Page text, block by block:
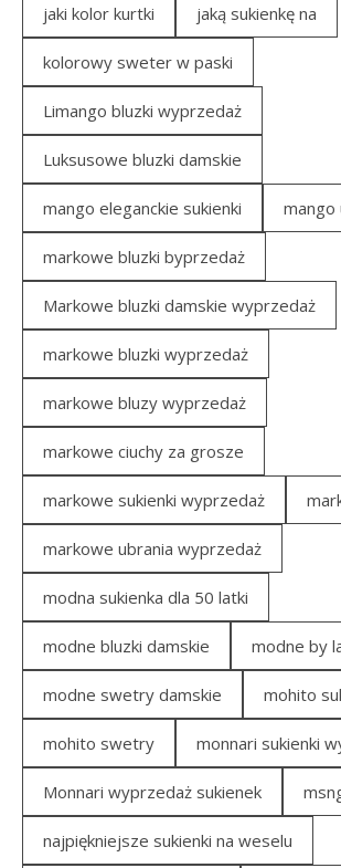
jaki kolor kurtki jaką sukienkę na
kolorowy sweter w paski
Limango bluzki wyprzedaż
Luksusowe bluzki damskie
mango eleganckie sukienki mango
markowe bluzki byprzedaż
Markowe bluzki damskie wyprzedaż
markowe bluzki wyprzedaż
markowe bluzy wyprzedaż
markowe ciuchy za grosze
markowe sukienki wyprzedaż
markowe ubrania wyprzedaż
modna sukienka dla 50 latki
modne bluzki damskie modne by
modne swetry damskie mohito
mohito swetry monnari sukienki
Monnari wyprzedaż sukienek
najpiękniejsze sukienki na weselu